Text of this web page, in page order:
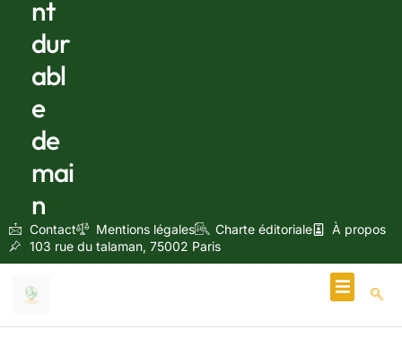
nt
dur
abl
e
de
mai
n
Contact Mentions légales Charte éditoriale
À propos
103 rue du talaman, 75002 Paris